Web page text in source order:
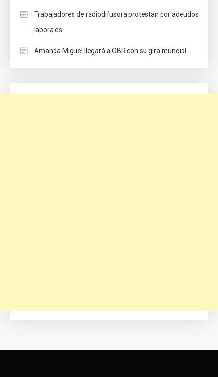
Trabajadores de radiodifusora protestan por adeudos
laborales
Amanda Miguel llegará a OBR con su gira mundial